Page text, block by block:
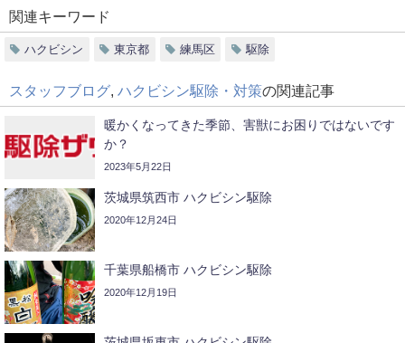
関連キーワード
ハクビシン 東京都 練馬区 駆除
スタッフブログ ハクビシン駆除・対策の関連記事
暖かくなってきた季節、害獣にお困りではないです
か？
2023年5月22日
茨城県筑西市 ハクビシン駆除
2020年12月24日
千葉県船橋市 ハクビシン駆除
2020年12月19日